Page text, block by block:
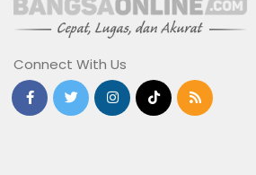
Connect With Us